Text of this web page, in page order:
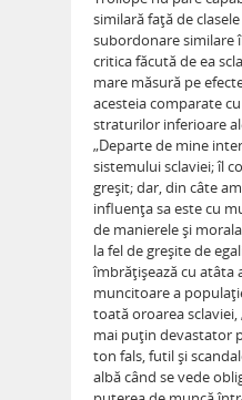
similară faţă de
subordonare similare
critica făcută de ea
mare măsură pe
acesteia comparate
straturilor inferioare
„Departe de mine
sistemului sclaviei; îl
greşit; dar, din câte
influenţa sa este cu
de manierele şi
la fel de greşite de
îmbrăţişează cu atâta
muncitoare a
toată oroarea sclaviei,
mai puţin devastator
ton fals, futil şi
albă când se vede